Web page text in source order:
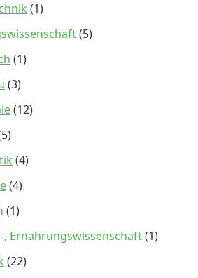
(1)
(5)
(1)
(3)
(12)
(4)
(4)
(1)
, Ernährungswissenschaft(1)
(22)